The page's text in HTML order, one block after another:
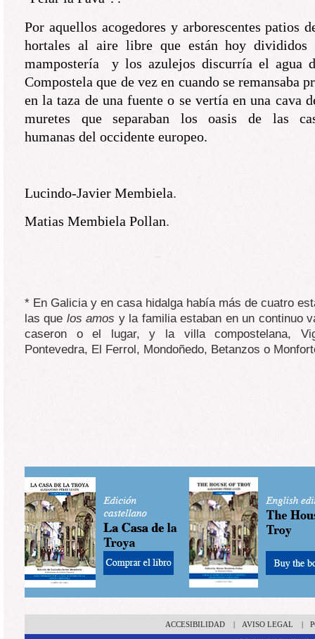
Por aquellos acogedores y arborescentes patios
hortales al aire libre que están hoy
mampostería y los azulejos discurría el agua
Compostela que de vez en cuando se remansaba
en la taza de una fuente o se vertía en una cava
muretes que separaban los oasis de las
humanas del occidente europeo.
Lucindo-Javier Membiela.
Matias Membiela Pollan.
* En Galicia y en casa hidalga había más de cuatro
las que los amos y la familia estaban en un continuo
caseron o el lugar, y la villa compostelana,
Pontevedra, El Ferrol, Mondoñedo, Betanzos o
ACCESIBILIDAD | AVISO LEGAL |